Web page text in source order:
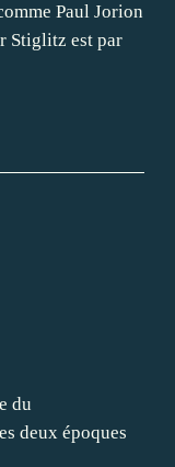
Paul Jorion
Stiglitz est par
du
deux époques